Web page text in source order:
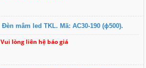
Đèn mâm led TKL. Mã: AC30-190 (ɸ500).
Vui lòng liên hệ báo giá